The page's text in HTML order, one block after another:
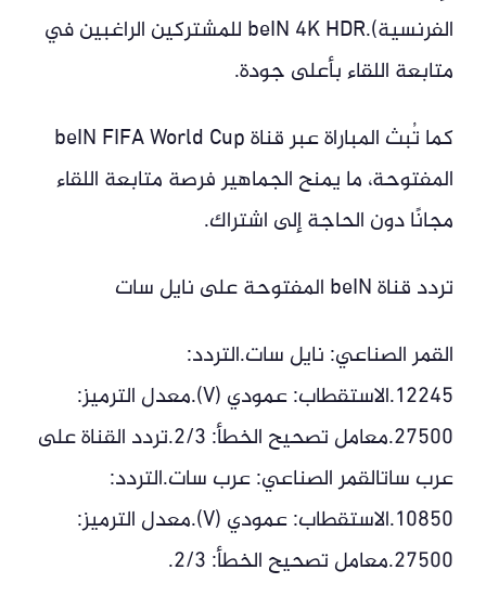
الفرنسية).beIN 4K HDR للمشتركين الراغبين في
متابعة اللقاء بأعلى جودة.
كما تُبث المباراة عبر قناة beIN FIFA World Cup
المفتوحة، ما يمنح الجماهير فرصة متابعة اللقاء
مجانًا دون الحاجة إلى اشتراك.
تردد قناة beIN المفتوحة على نايل سات
القمر الصناعي: نايل سات.التردد:
12245.الاستقطاب: عمودي (V).معدل الترميز:
27500.معامل تصحيح الخطأ: 2/3.تردد القناة على
عرب ساتالقمر الصناعي: عرب سات.التردد:
10850.الاستقطاب: عمودي (V).معدل الترميز:
27500.معامل تصحيح الخطأ: 2/3.